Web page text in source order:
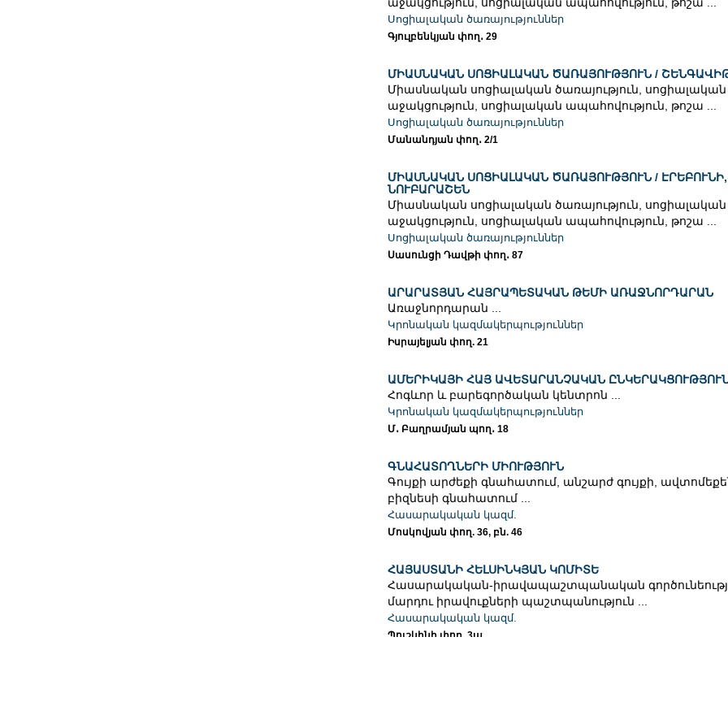
Սոցիալական ծառայություններ
Գյուլբենկյան փող․ 29
ՄԻԱՍՆԱԿԱՆ ՍՈՑԻԱԼԱԿԱՆ ԾԱՌԱՅՈՒԹՅՈՒՆ /
Միասնական սոցիալական ծառայություն, սոցիալական
աջակցություն, սոցիալական ապահովություն, թոշա ...
Սոցիալական ծառայություններ
Մանանդյան փող․ 2/1
ՄԻԱՍՆԱԿԱՆ ՍՈՑԻԱԼԱԿԱՆ ԾԱՌԱՅՈՒԹՅՈՒՆ / ԷՐԵԲՈՒՆԻ,
ՆՈՒԲԱՐԱՇԵՆ
Միասնական սոցիալական ծառայություն, սոցիալական
աջակցություն, սոցիալական ապահովություն, թոշա ...
Սոցիալական ծառայություններ
Սասունցի Դավթի փող․ 87
ԱՐԱՐԱՏՅԱՆ ՀԱՅՐԱՊԵՏԱԿԱՆ ԹԵՄԻ ԱՌԱՋՆՈՐԴԱՐԱՆ
Առաջնորդարան ...
Կրոնական կազմակերպություններ
Իսրայելյան փող. 21
ԱՄԵՐԻԿԱՅԻ ՀԱՅ ԱՎԵՏԱՐԱՆՉԱԿԱՆ
Հոգևոր և բարեգործական կենտրոն ...
Կրոնական կազմակերպություններ
Մ․ Բաղրամյան պող․ 18
ԳՆԱՀԱՏՈՂՆԵՐԻ ՄԻՈՒԹՅՈՒՆ
Գույքի արժեքի գնահատում, անշարժ գույքի,
բիզնեսի գնահատում ...
Հասարակական կազմ.
Մոսկովյան փող. 36, բն. 46
ՀԱՅԱՍՏԱՆԻ ՀԵԼՍԻՆԿՅԱՆ ԿՈՄԻՏԵ
Հասարակական-իրավապաշտպանական
մարդու իրավուքների պաշտպանություն ...
Հասարակական կազմ.
Պուշկինի փող. 3ա